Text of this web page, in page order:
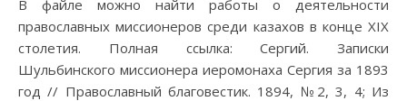
В файле можно найти работы о деятельности
православных миссионеров среди казахов в конце XIX
столетия. Полная ссылка: Сергий. Записки
Шульбинского миссионера иеромонаха Сергия за 1893
год // Православный благовестик. 1894, №2, 3, 4; Из